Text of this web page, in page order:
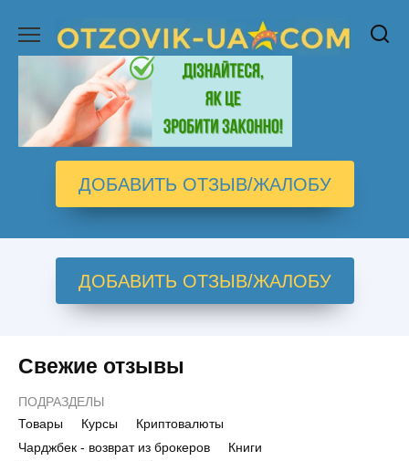
содержанию
ДОБАВИТЬ ОТЗЫВ/ЖАЛОБУ
ДОБАВИТЬ ОТЗЫВ/ЖАЛОБУ
Свежие отзывы
ПОДРАЗДЕЛЫ
Товары
Курсы
Криптовалюты
Чарджбек - возврат из брокеров
Книги